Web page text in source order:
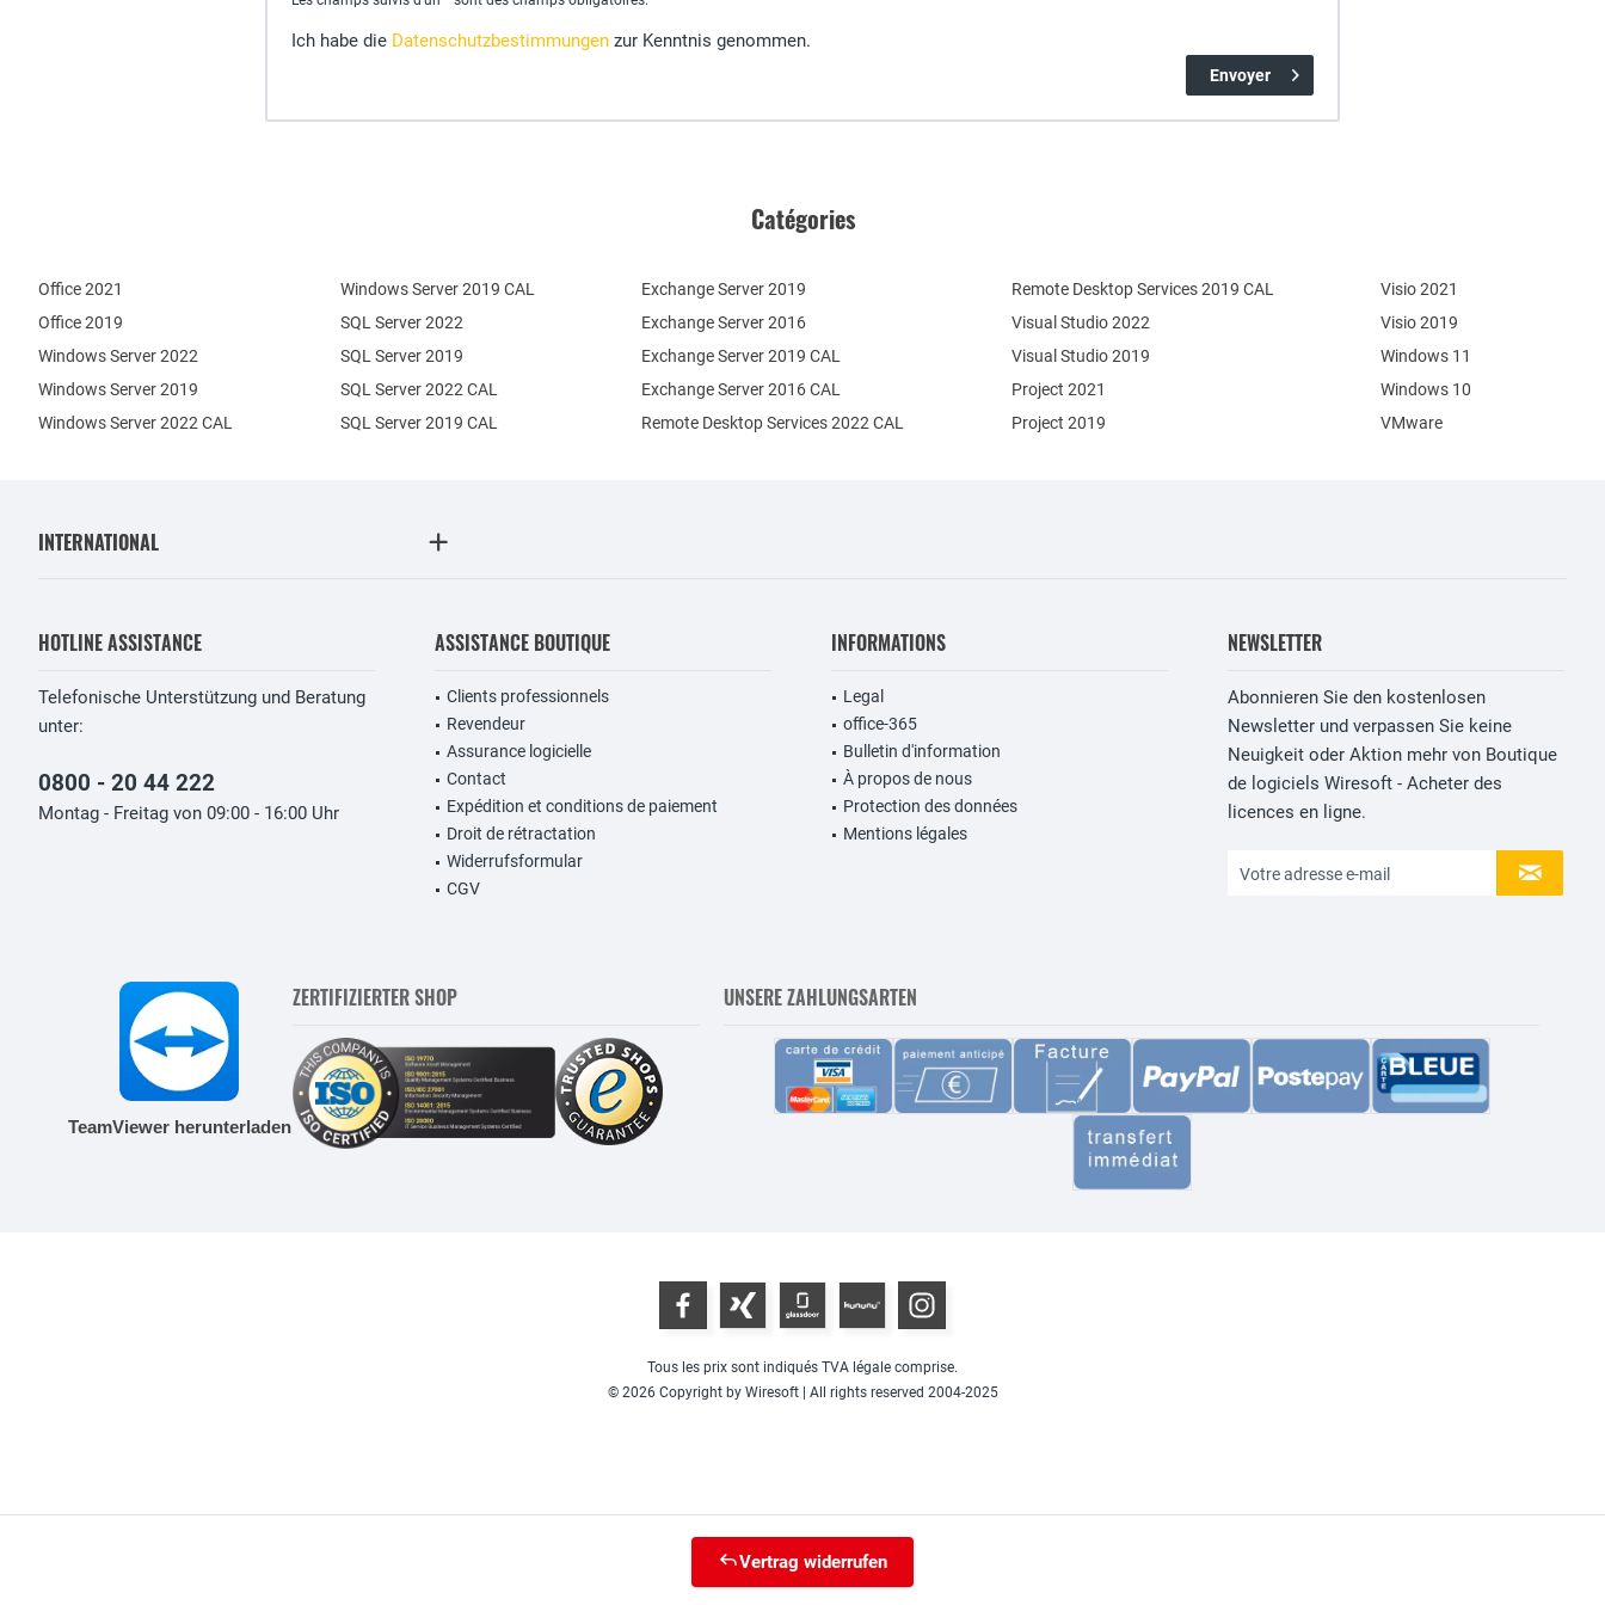
Ich habe die Datenschutzbestimmungen zur Kenntnis genommen.
Envoyer
Catégories
Office 2021
Office 2019
Windows Server 2022
Windows Server 2019
Exchange Server 2019
Exchange Server 2016
SQL Server 2022
SQL Server 2019
Windows Server 2022 CAL
Windows Server 2019 CAL
SQL Server 2022 CAL
SQL Server 2019 CAL
Remote Desktop Services 2022 CAL
Remote Desktop Services 2019 CAL
Exchange Server 2019 CAL
Exchange Server 2016 CAL
Visual Studio 2022
Visual Studio 2019
Project 2021
Project 2019
Visio 2021
Visio 2019
Windows 11
Windows 10
VMware
INTERNATIONAL
HOTLINE ASSISTANCE
Telefonische Unterstützung und Beratung
unter:
0800 - 20 44 222
Montag - Freitag von 09:00 - 16:00 Uhr
ASSISTANCE BOUTIQUE
Clients professionnels
Revendeur
Assurance logicielle
Contact
Expédition et conditions de paiement
Droit de rétractation
Widerrufsformular
CGV
INFORMATIONS
Legal
office-365
Bulletin d'information
À propos de nous
Protection des données
Mentions légales
NEWSLETTER
Abonnieren Sie den kostenlosen
Newsletter und verpassen Sie keine
Neuigkeit oder Aktion mehr von Boutique
de logiciels Wiresoft - Acheter des
licences en ligne.
TeamViewer herunterladen
ZERTIFIZIERTER SHOP UNSERE ZAHLUNGSARTEN
Tous les prix sont indiqués TVA légale comprise.
© 2026 Copyright by Wiresoft | All rights reserved 2004-2025
Vertrag widerrufen